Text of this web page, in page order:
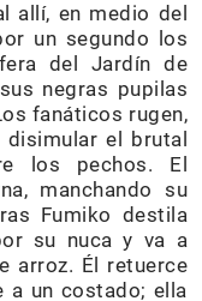
allí, en medio del
un segundo los
del Jardín de
negras pupilas
fanáticos rugen,
el brutal
los pechos. El
manchando su
Fumiko destila
su nuca y va a
arroz. Él retuerce
a un costado; ella